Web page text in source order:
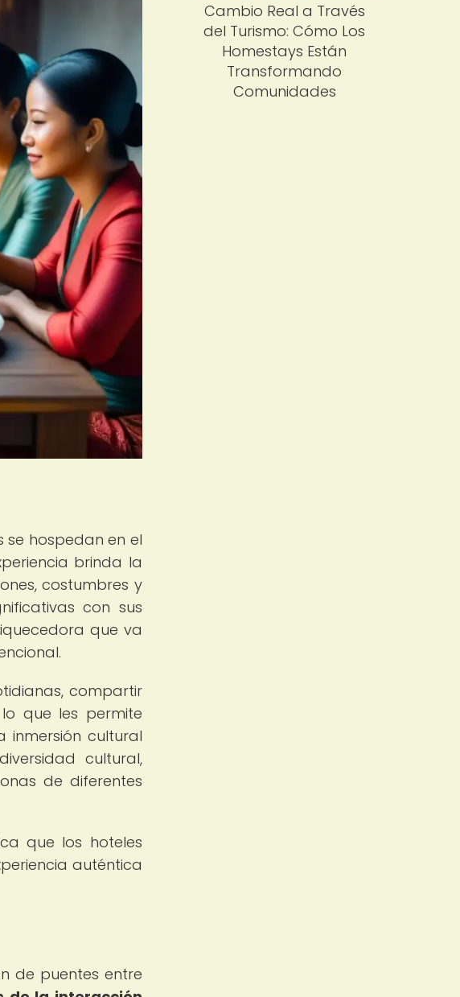
se hospedan en el
brinda la
costumbres y
con sus
que va
compartir
que les permite
inmersión cultural
cultural,
de diferentes
que los hoteles
auténtica
de puentes entre
Cambio Real a Través
del Turismo: Cómo Los
Homestays Están
Transformando
Comunidades